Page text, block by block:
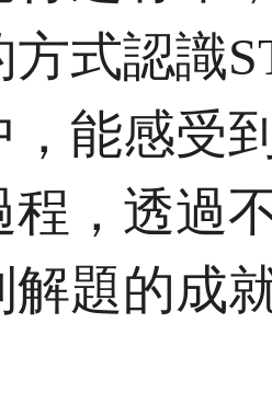
方式認識
，能感受
程，透過
解題的成